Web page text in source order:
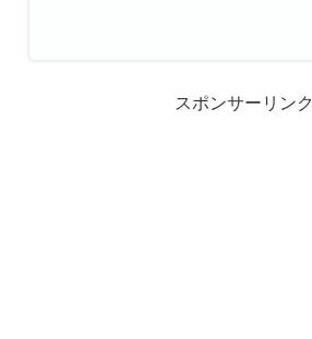
スポンサーリンク